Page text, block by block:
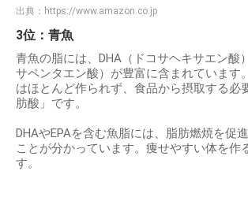
出典： https://www.amazon.co.jp
3位：青魚
青魚の脂には、DHA（ドコサヘキサエン酸
サペンタエン酸）が豊富に含まれています
はほとんど作られず、食品から摂取する必
肪酸」です。
DHAやEPAを含む魚脂には、脂肪燃焼を促
ことが分かっています。痩せやすい体を作
す。